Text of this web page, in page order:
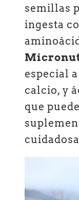
semillas
ingesta
especial
calcio, y
que